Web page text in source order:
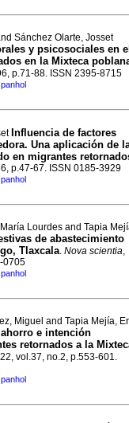
Sánchez Olarte, Josset
y psicosociales en el
en la Mixteca
p.71-88. ISSN 2395-8715
Influencia de factores
Una aplicación de
en migrantes
p.47-67. ISSN 0185-3929
Lourdes and Tapia
de abastecimiento
Tlaxcala. Nova scientia,
0705
Miguel and Tapia Mejía,
e intención
retornados a la
vol.37, no.2, p.553-601.